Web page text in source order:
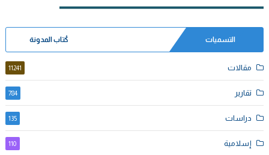
التسميات كُتاب المدونة
مقالات 11241
تقارير 784
دراسات 135
إسلامية 110